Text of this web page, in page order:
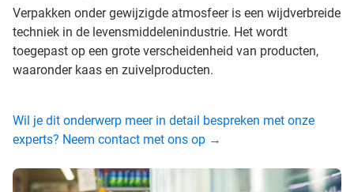
Verpakken onder gewijzigde atmosfeer is een wijdverbreide
techniek in de levensmiddelenindustrie. Het wordt
toegepast op een grote verscheidenheid van producten,
waaronder kaas en zuivelproducten.
Wil je dit onderwerp meer in detail bespreken met onze
experts? Neem contact met ons op →